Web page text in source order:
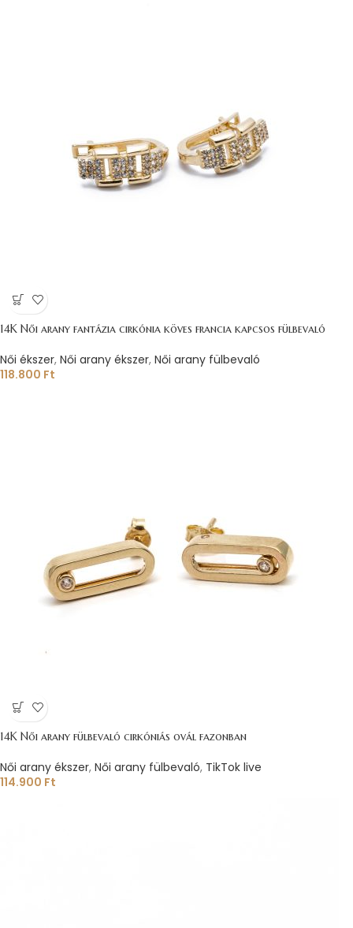
14K Női arany fantázia cirkónia köves francia kapcsos fülbevaló
Női ékszer, Női arany ékszer, Női arany fülbevaló
118.800 Ft
14K Női arany fülbevaló cirkóniás ovál fazonban
Női arany ékszer, Női arany fülbevaló, TikTok live
114.900 Ft